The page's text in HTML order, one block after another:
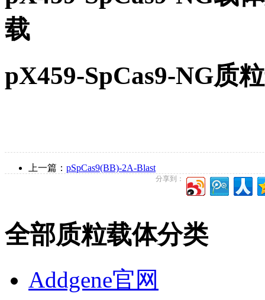
载
pX459-SpCas9-NG质
上一篇： pSpCas9(BB)-2A-Blast
分享到：
全部质粒载体分类
Addgene官网